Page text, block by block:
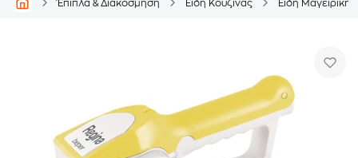
Έπιπλα & Διακόσμηση Είδη Κουζίνας Είδη